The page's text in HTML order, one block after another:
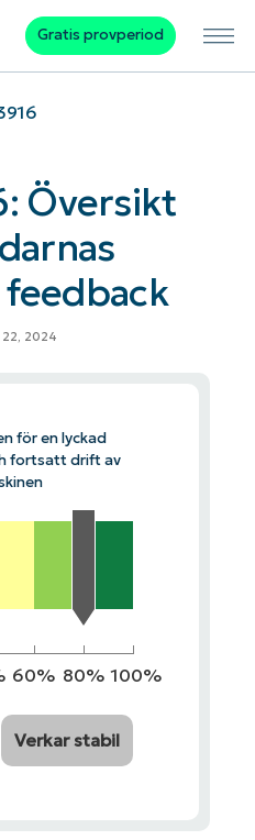
Gratis provperiod
Översikt
2024
för en lyckad
fortsatt drift av
60% 80% 100%
Verkar stabil